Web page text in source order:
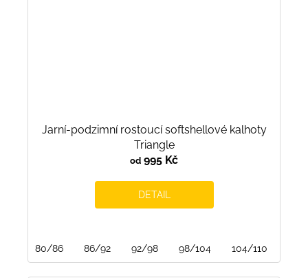
Jarní-podzimní rostoucí softshellové kalhoty
Triangle
od 995 Kč
DETAIL
80/86 86/92 92/98 98/104 104/110